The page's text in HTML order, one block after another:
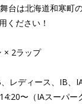
台は北海道和寒町
ください！
× 2ラップ
レディース、IB、
〜（IAスーパ